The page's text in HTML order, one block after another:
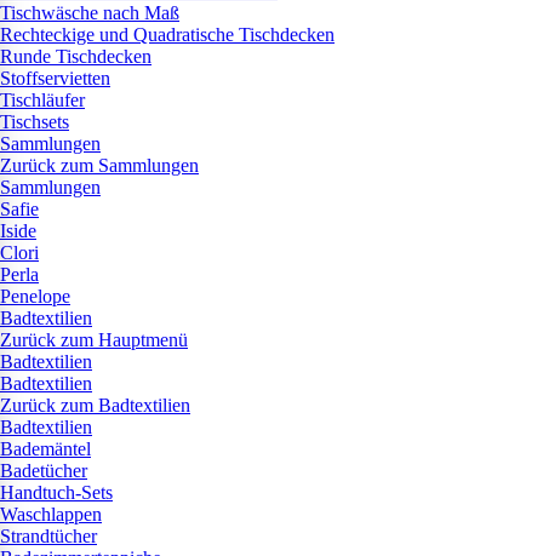
Tischwäsche nach Maß
Rechteckige und Quadratische Tischdecken
Runde Tischdecken
Stoffservietten
Tischläufer
Tischsets
Sammlungen
Zurück zum Sammlungen
Sammlungen
Safie
Iside
Clori
Perla
Penelope
Badtextilien
Zurück zum Hauptmenü
Badtextilien
Badtextilien
Zurück zum Badtextilien
Badtextilien
Bademäntel
Badetücher
Handtuch-Sets
Waschlappen
Strandtücher